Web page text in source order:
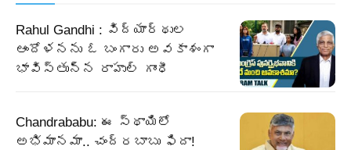
Rahul Gandhi : విద్యార్థుల
ఆందోళనను ఓ బంగారు అవకాశంగా
భావిస్తున్న రాహుల్ గాంధీ
Chandrababu: ఈ స్థాయిలో
అభిమానమా.. చంద్రబాబు ఫిదా!